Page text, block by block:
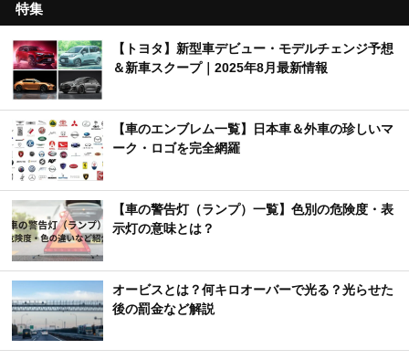
特集
【トヨタ】新型車デビュー・モデルチェンジ予想
＆新車スクープ｜2025年8月最新情報
【車のエンブレム一覧】日本車＆外車の珍しいマ
ーク・ロゴを完全網羅
【車の警告灯（ランプ）一覧】色別の危険度・表
示灯の意味とは？
オービスとは？何キロオーバーで光る？光らせた
後の罰金など解説